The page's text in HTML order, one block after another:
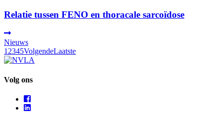
Relatie tussen FENO en thoracale sarcoïdose
Nieuws
1 2345VolgendeLaatste
Volg ons